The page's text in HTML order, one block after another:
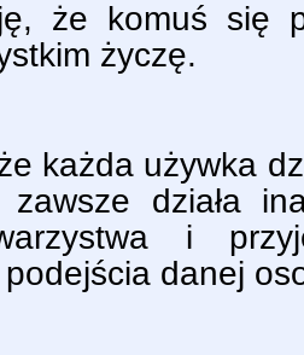
że komuś się
życzę.
każda używka
działa
i
danej